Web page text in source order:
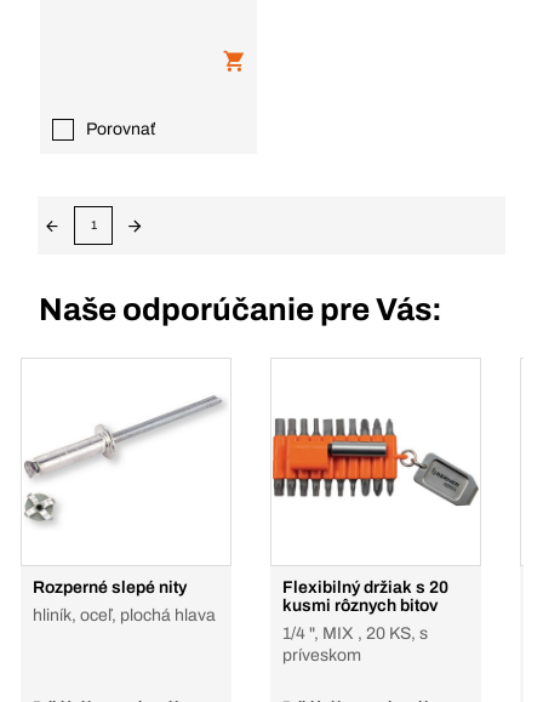
Porovnať
1
Naše odporúčanie pre Vás:
Rozperné slepé nity
hliník, oceľ, plochá hlava
Flexibilný držiak s 20
kusmi rôznych bitov
1/4 ", MIX , 20 KS, s
príveskom